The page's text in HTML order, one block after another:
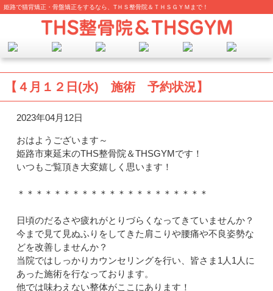
姫路で猫背矯正・骨盤矯正をするなら、TＨＳ整骨院＆ＴＨＳＧＹＭまで！
【４月１２日(水) 施術 予約状況】
2023年04月12日
おはようございます～
姫路市東延末のTHS整骨院＆THSGYMです！
いつもご覧頂き大変嬉しく思います！
＊＊＊＊＊＊＊＊＊＊＊＊＊＊＊＊＊＊＊＊＊
日頃のだるさや疲れがとりづらくなってきていませんか？
今まで見て見ぬふりをしてきた肩こりや腰痛や不良姿勢な
どを改善しませんか？
当院ではしっかりカウンセリングを行い、皆さま1人1人に
あった施術を行なっております。
他では味わえない整体がここにあります！